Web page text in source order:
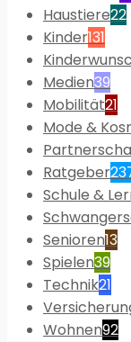
Haustiere22
Kinder131
Medien39
Mobilität21
Mode &
Ratgeber
Schule &
Senioren13
Spielen39
Technik21
Wohnen92